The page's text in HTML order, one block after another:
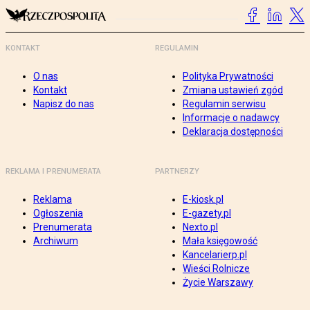
KONTAKT
O nas
Kontakt
Napisz do nas
REGULAMIN
Polityka Prywatności
Zmiana ustawień zgód
Regulamin serwisu
Informacje o nadawcy
Deklaracja dostępności
REKLAMA I PRENUMERATA
Reklama
Ogłoszenia
Prenumerata
Archiwum
PARTNERZY
E-kiosk.pl
E-gazety.pl
Nexto.pl
Mała księgowość
Kancelarierp.pl
Wieści Rolnicze
Życie Warszawy